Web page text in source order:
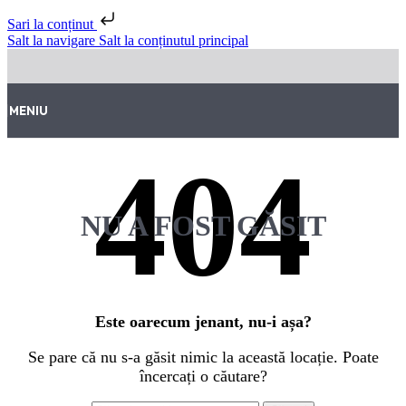
Sari la conținut
Salt la navigare Salt la conținutul principal
MENIU
NU A FOST GĂSIT
Este oarecum jenant, nu-i așa?
Se pare că nu s-a găsit nimic la această locație. Poate
încercați o căutare?